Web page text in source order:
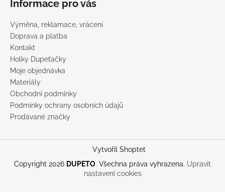
Informace pro vás
Výměna, reklamace, vrácení
Doprava a platba
Kontakt
Holky Dupeťačky
Moje objednávka
Materiály
Obchodní podmínky
Podmínky ochrany osobních údajů
Prodávané značky
Vytvořil Shoptet
Copyright 2026 DUPETO. Všechna práva vyhrazena. Upravit
nastavení cookies